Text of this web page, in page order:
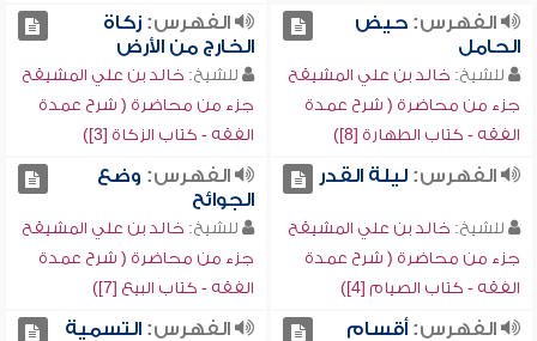
الفهرس:حيض
الحامل
للشيخ: خالد بن علي المشيقح
جزء من محاضرة ( شرح عمدة
الفقه - كتاب الطهارة [8])
الفهرس:زكاة
الخارج من الأرض
للشيخ: خالد بن علي المشيقح
جزء من محاضرة ( شرح عمدة
الفقه - كتاب الزكاة [3])
الفهرس:ليلة القدر
للشيخ: خالد بن علي المشيقح
جزء من محاضرة ( شرح عمدة
الفقه - كتاب الصيام [4])
الفهرس: وضع
الجوائح
للشيخ: خالد بن علي المشيقح
جزء من محاضرة ( شرح عمدة
الفقه - كتاب البيع [7])
الفهرس:أقسام
الفهرس:التسمية